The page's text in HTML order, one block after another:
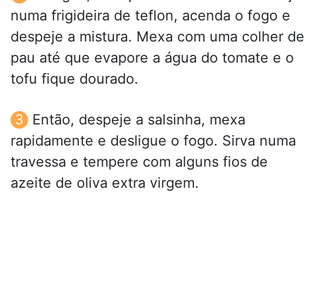
numa frigideira de teflon, acenda o fogo e
despeje a mistura. Mexa com uma colher de
pau até que evapore a água do tomate e o
tofu fique dourado.
Então, despeje a salsinha, mexa
rapidamente e desligue o fogo. Sirva numa
travessa e tempere com alguns fios de
azeite de oliva extra virgem.